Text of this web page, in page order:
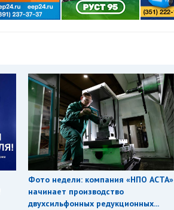
Фото недели: компания «НПО АСТА»
начинает производство
двухсильфонных редукционных...